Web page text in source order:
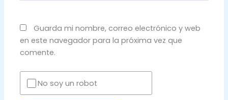
Guarda mi nombre, correo electrónico y web
en este navegador para la próxima vez que
comente.
No soy un robot